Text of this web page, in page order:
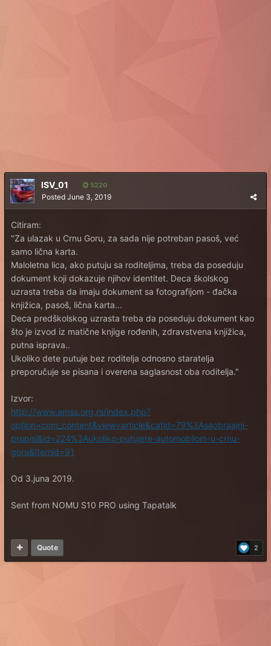
ISV_01 5220
Posted June 3, 2019
Citiram:
"Za ulazak u Crnu Goru, za sada nije potreban pasoš, već
samo lična karta.
Maloletna lica, ako putuju sa roditeljima, treba da poseduju
dokument koji dokazuje njihov identitet. Deca školskog
uzrasta treba da imaju dokument sa fotografijom - đačka
knjižica, pasoš, lična karta...
Deca predškolskog uzrasta treba da poseduju dokument kao
što je izvod iz matične knjige rođenih, zdravstvena knjižica,
putna isprava..
Ukoliko dete putuje bez roditelja odnosno staratelja
preporučuje se pisana i overena saglasnost oba roditelja."
Izvor:
http://www.amss.org.rs/index.php?
option=com_content&view=article&catid=79%3Asaobraajni-
propisi&id=224%3Aukoliko-putujete-automobilom-u-crnu-
goru&Itemid=91
Od 3.juna 2019.
Sent from NOMU S10 PRO using Tapatalk
2
Quote